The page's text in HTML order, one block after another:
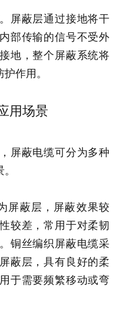
屏蔽层通过接地将干
部传输的信号不受外
地，整个屏蔽系统将
作用。
用场景
屏蔽电缆可分为多种
屏蔽层，屏蔽效果较
较差，常用于对柔韧
铜丝编织屏蔽电缆采
蔽层，具有良好的柔
于需要频繁移动或弯